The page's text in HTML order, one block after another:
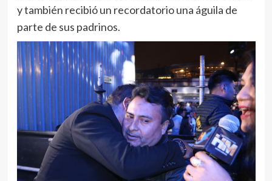
y también recibió un recordatorio una águila de
parte de sus padrinos.